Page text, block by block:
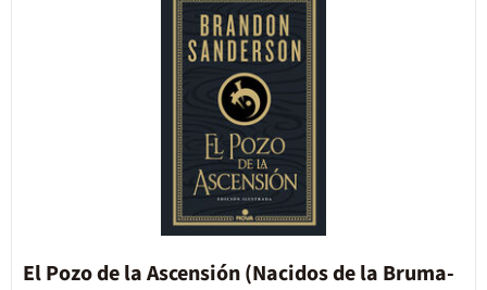
El Pozo de la Ascensión (Nacidos de la Bruma-